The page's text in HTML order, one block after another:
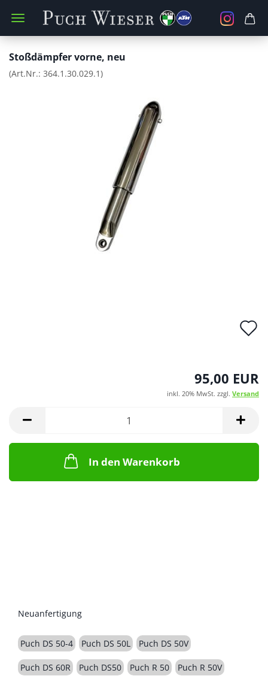
Stoßdämpfer vorne, neu
(Art.Nr.: 364.1.30.029.1)
95,00 EUR
inkl. 20% MwSt. zzgl. Versand
In den Warenkorb
Neuanfertigung
Puch DS 50-4 Puch DS 50L Puch DS 50V
Puch DS 60R Puch DS50 Puch R 50 Puch R 50V